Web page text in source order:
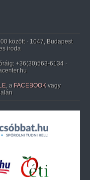
között · 1047, Budapest
iroda
+36(30)563-6134 ·
, a FACEBOOK vagy